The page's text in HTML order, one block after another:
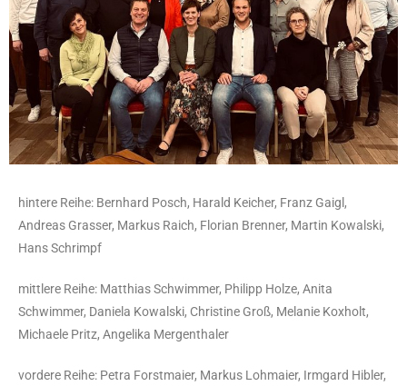
hintere Reihe: Bernhard Posch, Harald Keicher, Franz Gaigl,
Andreas Grasser, Markus Raich, Florian Brenner, Martin Kowalski,
Hans Schrimpf
mittlere Reihe: Matthias Schwimmer, Philipp Holze, Anita
Schwimmer, Daniela Kowalski, Christine Groß, Melanie Koxholt,
Michaele Pritz, Angelika Mergenthaler
vordere Reihe: Petra Forstmaier, Markus Lohmaier, Irmgard Hibler,